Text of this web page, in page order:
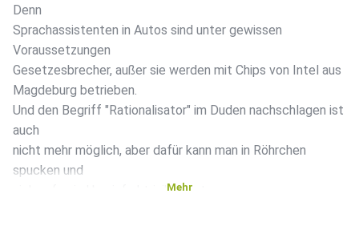
Denn
Sprachassistenten in Autos sind unter gewissen
Voraussetzungen
Gesetzesbrecher, außer sie werden mit Chips von Intel aus
Magdeburg betrieben.
Und den Begriff "Rationalisator" im Duden nachschlagen ist
auch
nicht mehr möglich, aber dafür kann man in Röhrchen
spucken und
sich auf sein Herzinfarktrisiko testen.
Mehr